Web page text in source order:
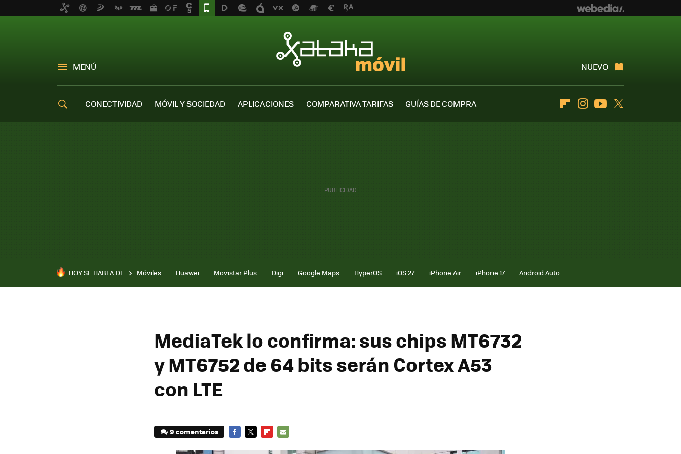
MENÚ NUEVO
CONECTIVIDAD MÓVIL Y SOCIEDAD APLICACIONES COMPARATIVA TARIFAS
GUÍAS DE COMPRA
FlipboardInstagramYoutube
HOY SE HABLA DE Móviles Huawei Movistar Plus Digi Google Maps HyperOS iOS 27 iPhone Air iPhone 17 Android Auto
MediaTek lo confirma: sus chips MT6732
y MT6752 de 64 bits serán Cortex A53
con LTE
9 comentarios